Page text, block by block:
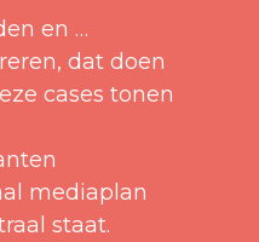
en …
dat doen
cases tonen
mediaplan
staat.